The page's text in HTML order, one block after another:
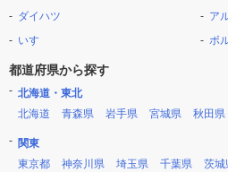
ダイハツ
いすゞ
ア
ボ
都道府県から探す
北海道・東北
北海道
青森県 岩手県 宮城県 秋田県
関東
東京都
神奈川県 埼玉県 千葉県 茨城